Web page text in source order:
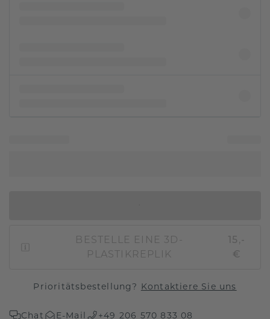
BESTELLE EINE 3D-
PLASTIKREPLIK
15,-
€
Prioritätsbestellung? Kontaktiere Sie uns
Chat E-Mail +49 206 570 833 08